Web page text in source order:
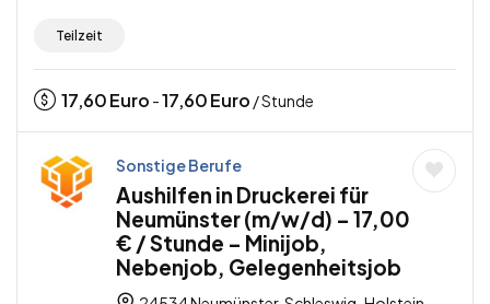
Teilzeit
17,60Euro -17,60Euro / Stunde
Sonstige Berufe
Aushilfen in Druckerei für
Neumünster (m/w/d) – 17,00
€ / Stunde – Minijob,
Nebenjob, Gelegenheitsjob